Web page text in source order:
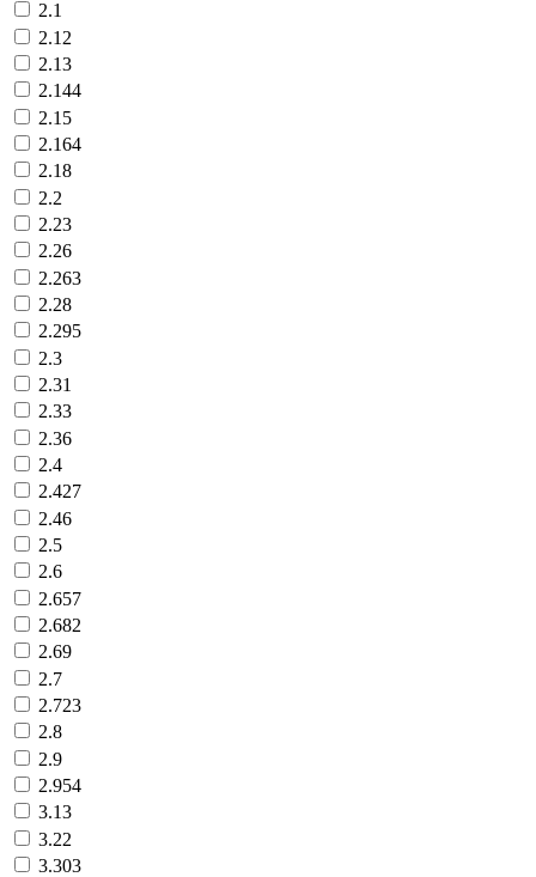
2.1
2.12
2.13
2.144
2.15
2.164
2.18
2.2
2.23
2.26
2.263
2.28
2.295
2.3
2.31
2.33
2.36
2.4
2.427
2.46
2.5
2.6
2.657
2.682
2.69
2.7
2.723
2.8
2.9
2.954
3.13
3.22
3.303